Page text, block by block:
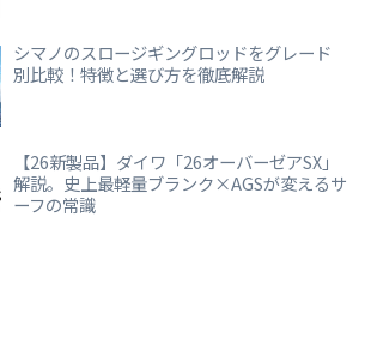
シマノのスロージギングロッドをグレード
別比較！特徴と選び方を徹底解説
【26新製品】ダイワ「26オーバーゼアSX」
解説。史上最軽量ブランク×AGSが変えるサ
ーフの常識